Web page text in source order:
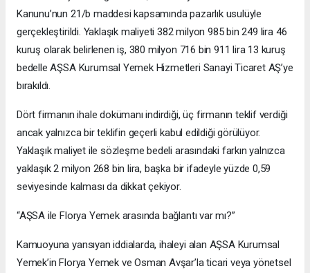
Kanunu’nun 21/b maddesi kapsamında pazarlık usulüyle
gerçekleştirildi. Yaklaşık maliyeti 382 milyon 985 bin 249 lira 46
kuruş olarak belirlenen iş, 380 milyon 716 bin 911 lira 13 kuruş
bedelle AŞSA Kurumsal Yemek Hizmetleri Sanayi Ticaret AŞ’ye
bırakıldı.
Dört firmanın ihale dokümanı indirdiği, üç firmanın teklif verdiği
ancak yalnızca bir teklifin geçerli kabul edildiği görülüyor.
Yaklaşık maliyet ile sözleşme bedeli arasındaki farkın yalnızca
yaklaşık 2 milyon 268 bin lira, başka bir ifadeyle yüzde 0,59
seviyesinde kalması da dikkat çekiyor.
“AŞSA ile Florya Yemek arasında bağlantı var mı?”
Kamuoyuna yansıyan iddialarda, ihaleyi alan AŞSA Kurumsal
Yemek’in Florya Yemek ve Osman Avşar’la ticari veya yönetsel